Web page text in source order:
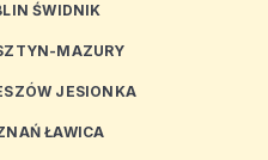
ŚWIDNIK
MAZURY
JESIONKA
ŁAWICA